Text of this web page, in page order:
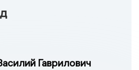
Гаврилович